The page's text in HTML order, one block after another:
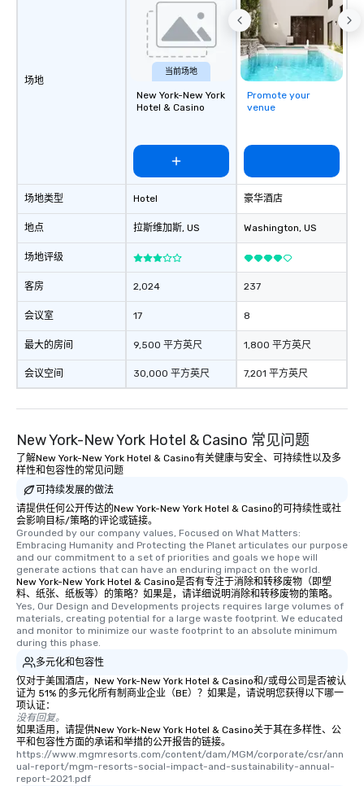
group members
about waiting in line
restaurant or being
than desirable table.
everyone is treated
immediate seating
What’s more, your
from the restaurant
which can be an
those Instagram
For added ease, we
transportation pick-
as well as an event
for groups that desire
Memorable
Smacking Foodie
to gather and dine
last. It’s an
will reminisce about
convenient and
restaurants are within
walking distance of
short stroll allows
members a chance to
networking
heading to the next
entertainment. All
knowledgeable,
offering engaging
interactive
场地
场地类型
地点
场地评级
客房
会议室
最大的房间
会议空间
当前场地
New York-New York
Hotel & Casino
Hotel
拉斯维加斯, US
2,024
17
9,500 平方英尺
30,000 平方英尺
Promote your
venue
豪华酒店
Washington, US
237
8
1,800 平方英尺
7,201 平方英尺
New York-New York Hotel & Casino 常见问题
了解New York-New York Hotel & Casino有关健康与安全、可持续性以及多
样性和包容性的常见问题
可持续发展的做法
请提供任何公开传达的New York-New York Hotel & Casino的可持续性或社
会影响目标/策略的评论或链接。
Grounded by our company values, Focused on What Matters:
Embracing Humanity and Protecting the Planet articulates our purpose
and our commitment to a set of priorities and goals we hope will
generate actions that can have an enduring impact on the world.
New York-New York Hotel & Casino是否有专注于消除和转移废物（即塑
料、纸张、纸板等）的策略？如果是，请详细说明消除和转移废物的策略。
Yes, Our Design and Developments projects requires large volumes of
materials, creating potential for a large waste footprint. We educated
and monitor to minimize our waste footprint to an absolute minimum
during this phase.
多元化和包容性
仅对于美国酒店，New York-New York Hotel & Casino和/或母公司是否被认
证为 51% 的多元化所有制商业企业（BE）？如果是，请说明您获得以下哪一
项认证：
没有回复。
如果适用，请提供New York-New York Hotel & Casino关于其在多样性、公
平和包容性方面的承诺和举措的公开报告的链接。
https://www.mgmresorts.com/content/dam/MGM/corporate/csr/ann
ual-report/mgm-resorts-social-impact-and-sustainability-annual-
report-2021.pdf